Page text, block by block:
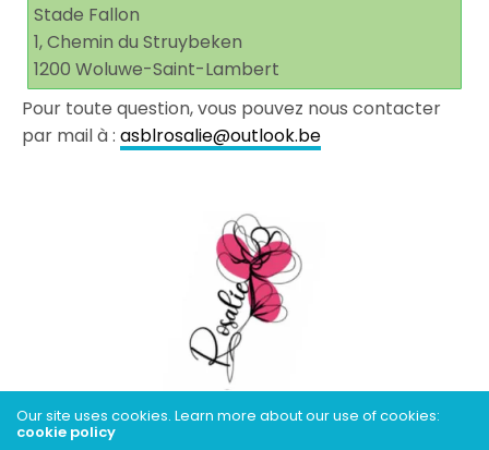
Stade Fallon
1, Chemin du Struybeken
1200 Woluwe-Saint-Lambert
Pour toute question, vous pouvez nous contacter
par mail à :asblrosalie@outlook.be
Our site uses cookies. Learn more about our use of cookies:
cookie policy